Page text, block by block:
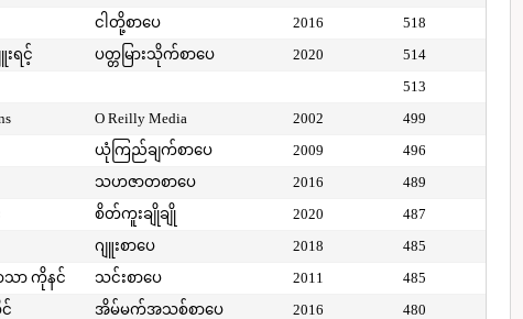
ငါတို့စာပေ 2016
518
ရင့် ပတ္တမြားသိုက်စာပေ 2020
514
513
O Reilly Media 2002
499
ယုံကြည်ချက်စာပေ 2009
496
သဟဇာတစာပေ 2016
489
စိတ်ကူးချိုချို 2020
487
ဂျူးစာပေ 2018
485
သာ ကိုနင် သင်းစာပေ 2011
485
အိမ်မက်အသစ်စာပေ 2016
480